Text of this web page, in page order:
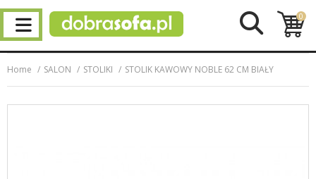
0
Home SALON STOLIKI STOLIK KAWOWY NOBLE 62 CM BIAŁY